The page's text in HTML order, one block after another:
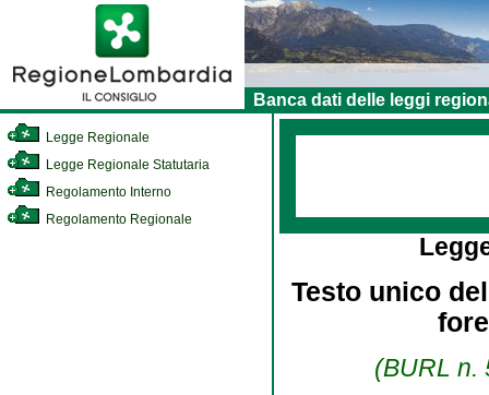
Banca dati delle leggi
Legge Regionale
Legge Regionale Statutaria
Regolamento Interno
Regolamento Regionale
Testo unico
(BURL n.